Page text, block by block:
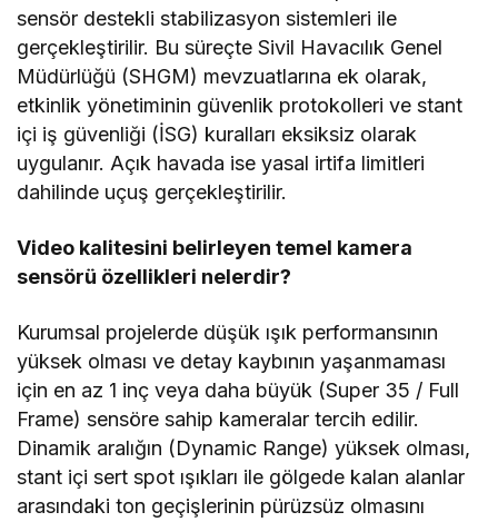
sensör destekli stabilizasyon sistemleri ile
gerçekleştirilir. Bu süreçte Sivil Havacılık Genel
Müdürlüğü (SHGM) mevzuatlarına ek olarak,
etkinlik yönetiminin güvenlik protokolleri ve stant
içi iş güvenliği (İSG) kuralları eksiksiz olarak
uygulanır. Açık havada ise yasal irtifa limitleri
dahilinde uçuş gerçekleştirilir.
Video kalitesini belirleyen temel kamera
sensörü özellikleri nelerdir?
Kurumsal projelerde düşük ışık performansının
yüksek olması ve detay kaybının yaşanmaması
için en az 1 inç veya daha büyük (Super 35 / Full
Frame) sensöre sahip kameralar tercih edilir.
Dinamik aralığın (Dynamic Range) yüksek olması,
stant içi sert spot ışıkları ile gölgede kalan alanlar
arasındaki ton geçişlerinin pürüzsüz olmasını